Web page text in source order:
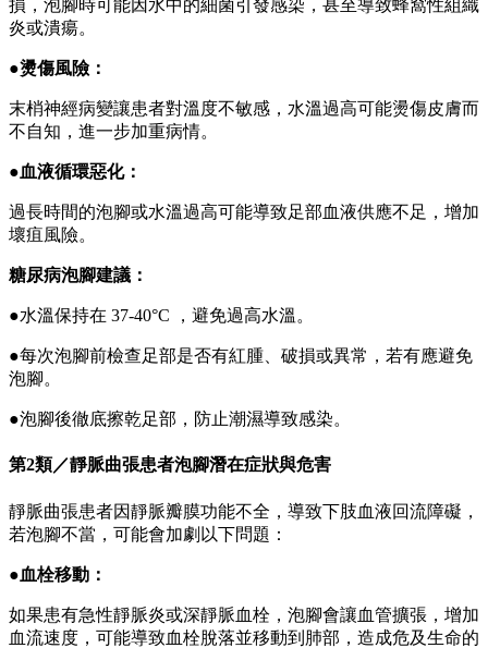
損，泡腳時可能因水中的細菌引發感染，甚至導致蜂窩性組織
炎或潰瘍。
●燙傷風險：
末梢神經病變讓患者對溫度不敏感，水溫過高可能燙傷皮膚而
不自知，進一步加重病情。
●血液循環惡化：
過長時間的泡腳或水溫過高可能導致足部血液供應不足，增加
壞疽風險。
糖尿病泡腳建議：
●水溫保持在 37-40°C ，避免過高水溫。
●每次泡腳前檢查足部是否有紅腫、破損或異常，若有應避免
泡腳。
●泡腳後徹底擦乾足部，防止潮濕導致感染。
第2類／靜脈曲張患者泡腳潛在症狀與危害
靜脈曲張患者因靜脈瓣膜功能不全，導致下肢血液回流障礙，
若泡腳不當，可能會加劇以下問題：
●血栓移動：
如果患有急性靜脈炎或深靜脈血栓，泡腳會讓血管擴張，增加
血流速度，可能導致血栓脫落並移動到肺部，造成危及生命的